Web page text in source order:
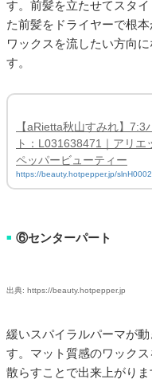
す。前髪を立たせてスタ
た前髪をドライヤーで根
ワックスを流したい方向
す。
【aRietta秋山すみれ】
ト：L031638471｜アリ
ペッパービューティー
https://beauty.hotpepper.jp/
■ ⑥センターパート
出典: https://beauty.hotpepper.jp
緩いスパイラルパーマが
す。マット質感のワック
散らすことで出来上がり